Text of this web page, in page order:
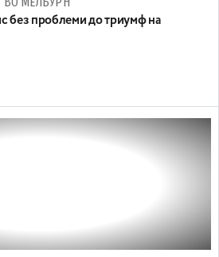
без проблеми до триумф на